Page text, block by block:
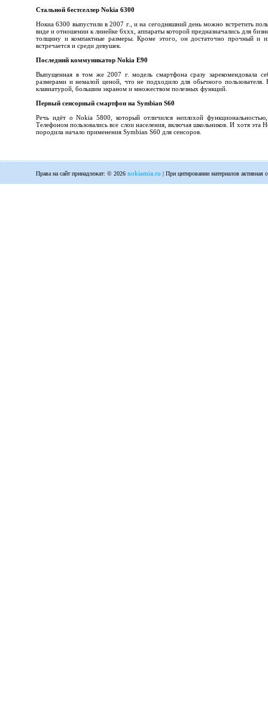
Стальной бестселлер Nokia 6300
Нокиа 6300 выпустили в 2007 г., и на сегодняшний день можно встретить
виде и отношении к линейке 6ххх, аппараты которой предназначались для
толщину и компактные размеры. Кроме этого, он достаточно прочный и
встречается и среди девушек.
Последний коммуникатор Nokia E90
Выпущенная в том же 2007 г. модель смартфона сразу зарекомендовала
размерами и немалой ценой, что не подходило для обычного
клавиатурой, большим экраном и множеством полезных функций.
Первый сенсорный смартфон на Symbian S60
Речь идёт о Nokia 5800, который отличился неплохой
Телефоном пользовались все слои населения, включая школьников. И хотя
породила начало применения Symbian S60 для сенсоров.
Права на сайт принадлежат: © 2026 nokiamia.ru | При цитировании материалов активная